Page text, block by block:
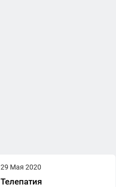
29 Мая 2020
Телепатия